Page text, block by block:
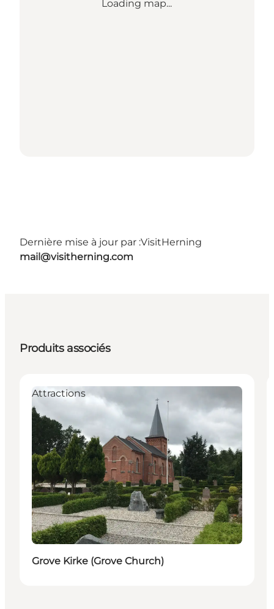
Loading map...
Dernière mise à jour par :VisitHerning
mail@visitherning.com
Produits associés
Attractions
Grove Kirke (Grove Church)